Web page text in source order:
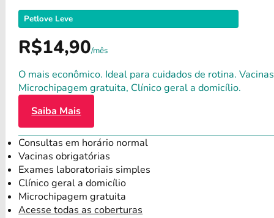
Petlove Leve
R$14,90/mês
O mais econômico. Ideal para cuidados de rotina.
Microchipagem gratuita, Clínico geral a domicílio.
Saiba Mais
Consultas em horário normal
Vacinas obrigatórias
Exames laboratoriais simples
Clínico geral a domicílio
Microchipagem gratuita
Acesse todas as coberturas